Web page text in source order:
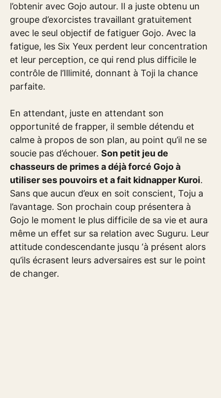
l’obtenir avec Gojo autour. Il a juste obtenu un
groupe d’exorcistes travaillant gratuitement
avec le seul objectif de fatiguer Gojo. Avec la
fatigue, les Six Yeux perdent leur concentration
et leur perception, ce qui rend plus difficile le
contrôle de l’Illimité, donnant à Toji la chance
parfaite.
En attendant, juste en attendant son
opportunité de frapper, il semble détendu et
calme à propos de son plan, au point qu’il ne se
soucie pas d’échouer. Son petit jeu de
chasseurs de primes a déjà forcé Gojo à
utiliser ses pouvoirs et a fait kidnapper Kuroi.
Sans que aucun d’eux en soit conscient, Toju a
l’avantage. Son prochain coup présentera à
Gojo le moment le plus difficile de sa vie et aura
même un effet sur sa relation avec Suguru. Leur
attitude condescendante jusqu ‘à présent alors
qu’ils écrasent leurs adversaires est sur le point
de changer.